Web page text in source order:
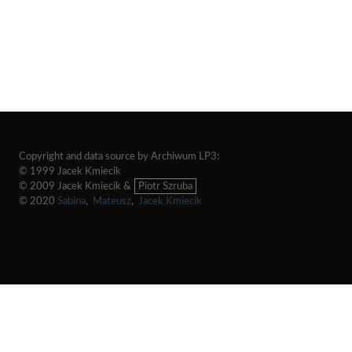
Copyright and data source by Archiwum LP3:
© 1999 Jacek Kmiecik
© 2009 Jacek Kmiecik &
Piotr Szruba
© 2020 Sabina, Mateusz, Jacek Kmiecik